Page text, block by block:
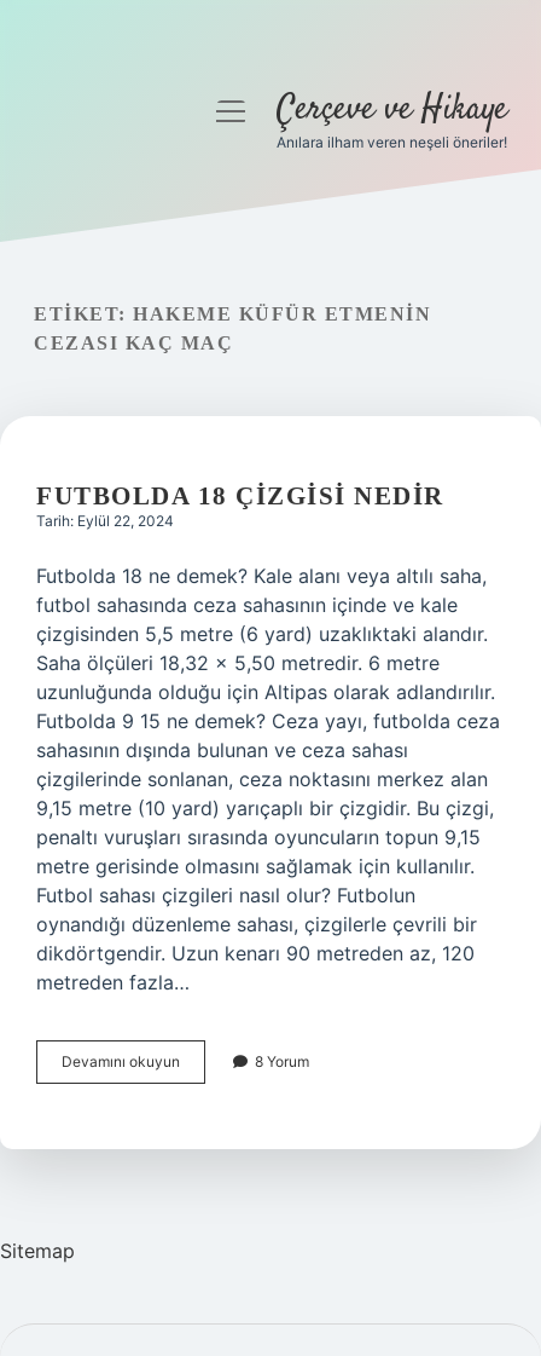
Gizlilik Politikası
Hakkımızda
menüyüÇerçeve ve Hikaye
Anılara ilham veren neşeli öneriler!
ETIKET: HAKEME KÜFÜR ETMENIN
CEZASI KAÇ MAÇ
FUTBOLDA 18 ÇIZGISI NEDIR
Tarih: Eylül 22, 2024
Futbolda 18 ne demek? Kale alanı veya altılı saha,
futbol sahasında ceza sahasının içinde ve kale
çizgisinden 5,5 metre (6 yard) uzaklıktaki alandır.
Saha ölçüleri 18,32 x 5,50 metredir. 6 metre
uzunluğunda olduğu için Altipas olarak adlandırılır.
Futbolda 9 15 ne demek? Ceza yayı, futbolda ceza
sahasının dışında bulunan ve ceza sahası
çizgilerinde sonlanan, ceza noktasını merkez alan
9,15 metre (10 yard) yarıçaplı bir çizgidir. Bu çizgi,
penaltı vuruşları sırasında oyuncuların topun 9,15
metre gerisinde olmasını sağlamak için kullanılır.
Futbol sahası çizgileri nasıl olur? Futbolun
oynandığı düzenleme sahası, çizgilerle çevrili bir
dikdörtgendir. Uzun kenarı 90 metreden az, 120
metreden fazla…
Devamını okuyun Futbolda
18
8 Yorum
Sitemap